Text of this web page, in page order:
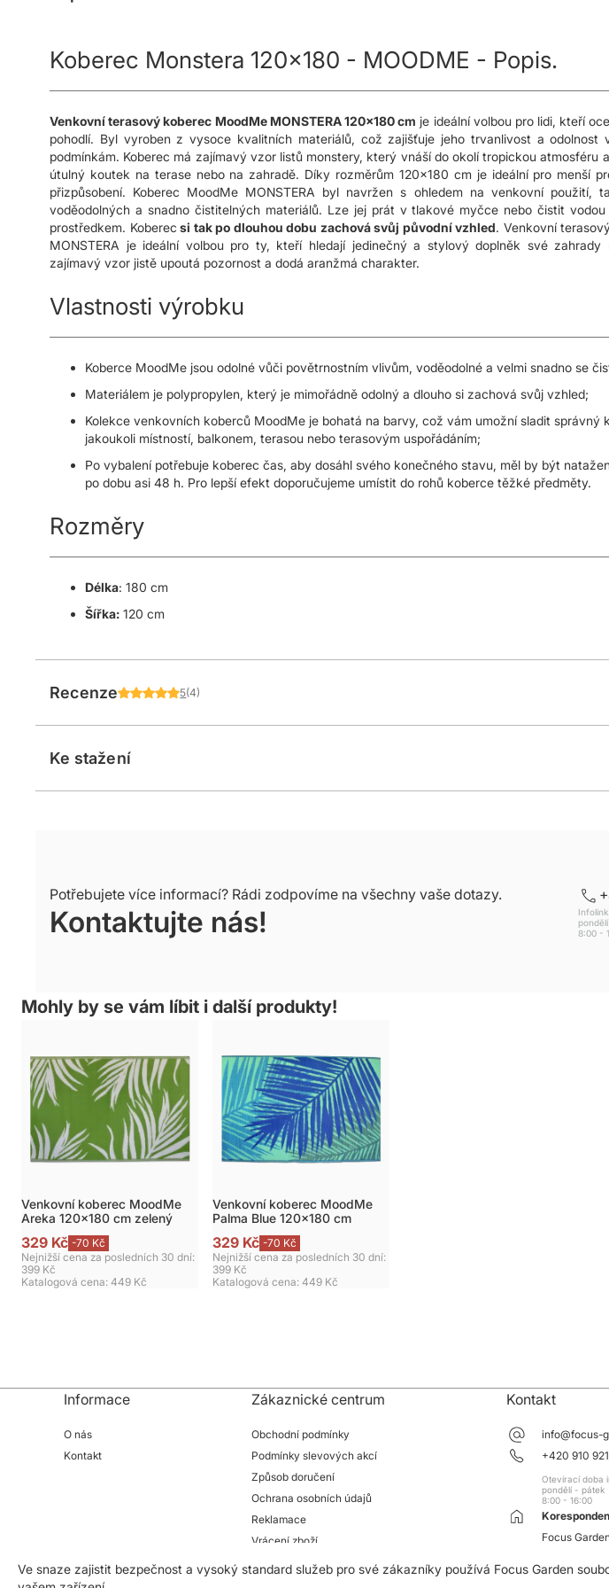
Koberec Monstera 120x180 - MOODME - Popis.
Venkovní terasový koberec MoodMe MONSTERA 120x180 cm je ideální volbou pro lidi, kteří
pohodlí. Byl vyroben z vysoce kvalitních materiálů, což zajišťuje jeho trvanlivost a odolnost
podmínkám. Koberec má zajímavý vzor listů monstery, který vnáší do okolí tropickou atmosféru
útulný koutek na terase nebo na zahradě. Díky rozměrům 120x180 cm je ideální pro menší
přizpůsobení. Koberec MoodMe MONSTERA byl navržen s ohledem na venkovní použití,
voděodolných a snadno čistitelných materiálů. Lze jej prát v tlakové myčce nebo čistit
prostředkem. Koberec si tak po dlouhou dobu zachová svůj původní vzhled. Venkovní
MONSTERA je ideální volbou pro ty, kteří hledají jedinečný a stylový doplněk své zahrady
zajímavý vzor jistě upoutá pozornost a dodá aranžmá charakter.
Vlastnosti výrobku
Koberce MoodMe jsou odolné vůči povětrnostním vlivům, voděodolné a velmi snadno se
Materiálem je polypropylen, který je mimořádně odolný a dlouho si zachová svůj vzhled;
Kolekce venkovních koberců MoodMe je bohatá na barvy, což vám umožní sladit správný
jakoukoli místností, balkonem, terasou nebo terasovým uspořádáním;
Po vybalení potřebuje koberec čas, aby dosáhl svého konečného stavu, měl by být
po dobu asi 48 h. Pro lepší efekt doporučujeme umístit do rohů koberce těžké předměty.
Rozměry
Délka: 180 cm
Šířka: 120 cm
Recenze 5(4)
Ke stažení
Potřebujete více informací? Rádi zodpovíme na všechny vaše dotazy.
Kontaktujte nás!
8:00 -
Mohly by se vám líbit i další produkty!
Venkovní koberec MoodMe
Areka 120x180 cm zelený
329 Kč -70 Kč
Nejnižší cena za posledních 30 dní:
399 Kč
Katalogová cena: 449 Kč
Venkovní koberec MoodMe
Palma Blue 120x180 cm
329 Kč -70 Kč
Nejnižší cena za posledních 30 dní:
399 Kč
Katalogová cena: 449 Kč
Informace
O nás
Kontakt
Zákaznické centrum
Obchodní podmínky
Podmínky slevových akcí
Způsob doručení
Ochrana osobních údajů
Reklamace
Vrácení zboží
Kontakt
info@focus-
+420 910
Otevírací doba
pondělí - pátek
8:00 - 16:00
Focus Garden
763 02 Zlín-
Ve snaze zajistit bezpečnost a vysoký standard služeb pro své zákazníky používá Focus Garden